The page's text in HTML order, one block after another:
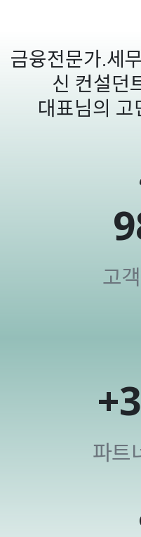
금융전문가.세
신 컨설던
대표님의
고
+
파트